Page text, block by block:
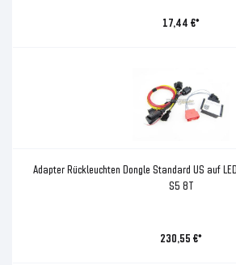
17,44 €*
Adapter Rückleuchten Dongle Standard US auf
S5 8T
230,55 €*